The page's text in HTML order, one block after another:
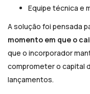
Equipe técnica e
A solução foi pensada
momento em que o
que o incorporador
comprometer o capital
lançamentos.